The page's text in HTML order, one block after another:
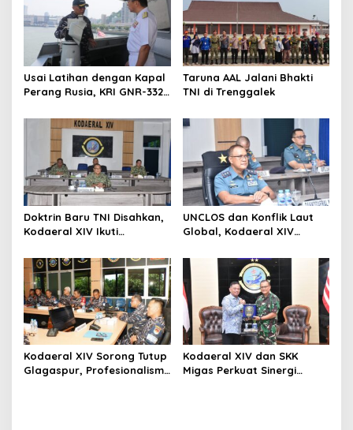
Usai Latihan dengan Kapal
Perang Rusia, KRI GNR-332
Angkatan Laut Jepang
Taruna AAL Jalani Bhakti
TNI di Trenggalek
Doktrin Baru TNI Disahkan,
Kodaeral XIV Ikuti
Nusantara Secara Virtual
UNCLOS dan Konflik Laut
Global, Kodaeral XIV
Strategis Kemlu-TNI AL
Kodaeral XIV Sorong Tutup
Glagaspur, Profesionalisme
Kodaeral XIV dan SKK
Migas Perkuat Sinergi